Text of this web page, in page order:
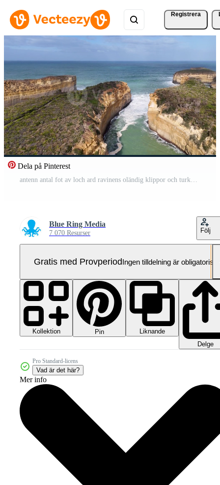
Registrera
Dela på Pinterest
antenn antal fot av loch ard ravinens oländig klippor och turkos vattnen under klar himmel, visa upp naturlig skönhet och dramatisk kust landskap Pro Video
Blue Ring Media
7 070 Resurser Följ
Gratis med ProvperiodIngen tilldelning är obligatorisk
Kollektion Pin
Liknande
Delge
Pro Standard-licens
Vad är det här?
Mer info